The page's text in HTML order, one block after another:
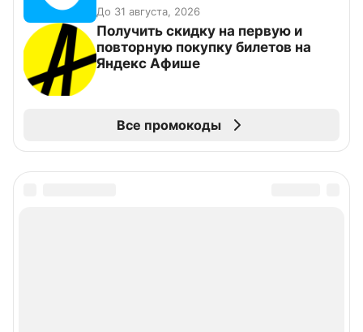
До 31 августа, 2026
Получить скидку на первую и
повторную покупку билетов на
Яндекс Афише
Все промокоды